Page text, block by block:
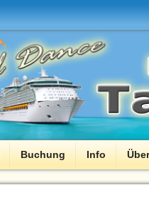
Buchung Info